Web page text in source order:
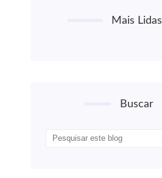
Mais Lidas
Buscar